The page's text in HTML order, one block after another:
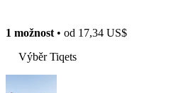
1 možnost • od 17,34 US$
Výběr Tiqets